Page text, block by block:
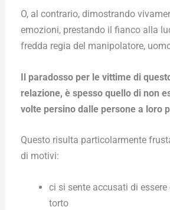
O, al contrario, dimostrando
emozioni, prestando il fianco alla
fredda regia del manipolatore,
Il paradosso per le vittime di
relazione, è spesso quello di non
volte persino dalle persone a loro
Questo risulta particolarmente
di motivi:
ci si sente accusati di
torto